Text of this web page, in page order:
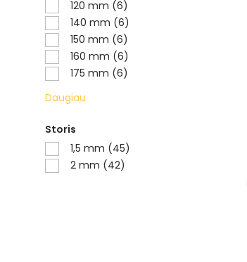
120 mm (6)
140 mm (6)
150 mm (6)
160 mm (6)
175 mm (6)
Daugiau
Storis
1,5 mm (45)
2 mm (42)